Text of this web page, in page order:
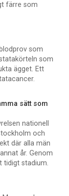
färre som
som
som
ägget. Ett
sätt som
nationell
och
där alla män
år. Genom
tidigt stadium.